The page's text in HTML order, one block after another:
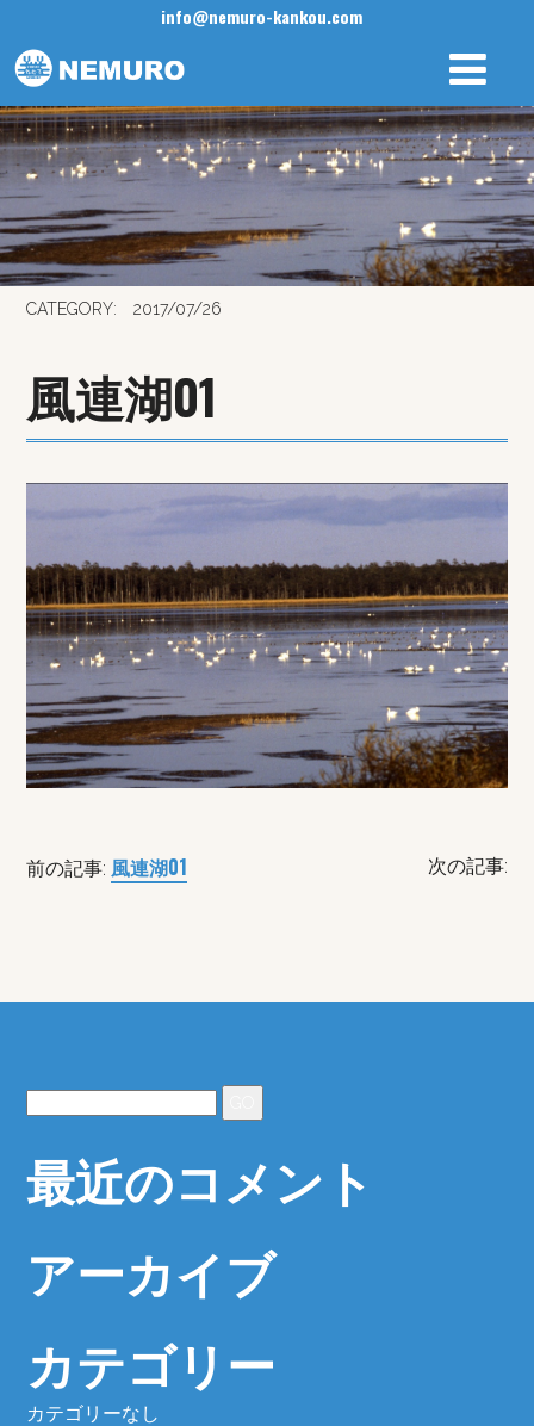
info@nemuro-kankou.com
CATEGORY: 2017/07/26
風連湖01
前の記事: 風連湖01 次の記事:
最近のコメント
アーカイブ
カテゴリー
カテゴリーなし